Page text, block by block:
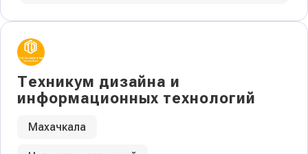
Техникум дизайна и
информационных технологий
Махачкала